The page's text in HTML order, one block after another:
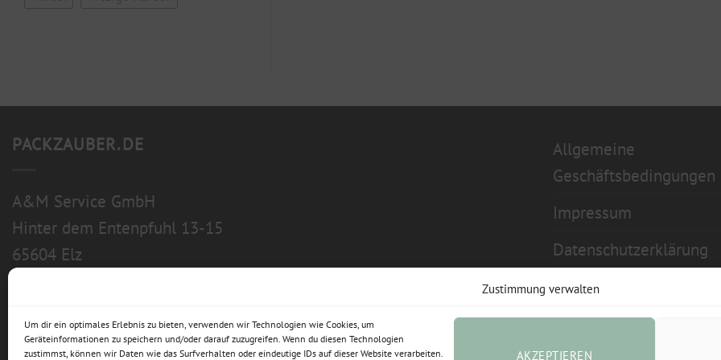
Zustimmung verwalten
Um dir ein optimales Erlebnis zu bieten, verwenden wir Technologien wie Cookies, um
Geräteinformationen zu speichern und/oder darauf zuzugreifen. Wenn du diesen Technologien
zustimmst, können wir Daten wie das Surfverhalten oder eindeutige IDs auf dieser Website verarbeiten.
AKZEPTIEREN
PACKZAUBER.DE
A&M Service GmbH
Hinter dem Entenpfuhl 13-15
65604 Elz
Allgemeine
Geschäftsbedingungen
Impressum
Datenschutzerklärung
Widerrufsbelehrung
Cookie-Richtlinie (EU)